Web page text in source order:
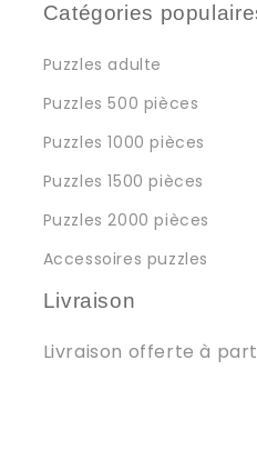
Catégories
Puzzles adulte
Puzzles 500 pièces
Puzzles 1000 pièces
Puzzles 1500 pièces
Puzzles 2000 pièces
Accessoires puzzles
Livraison
Livraison offerte à